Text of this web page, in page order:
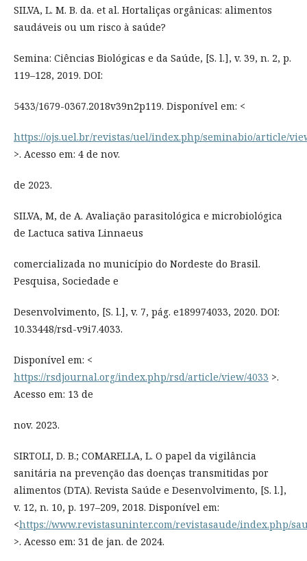
SILVA, L. M. B. da. et al. Hortaliças orgânicas: alimentos
saudáveis ou um risco à saúde?
Semina: Ciências Biológicas e da Saúde, [S. l.], v. 39, n. 2, p.
119–128, 2019. DOI:
5433/1679-0367.2018v39n2p119. Disponível em: <
https://ojs.uel.br/revistas/uel/index.php/seminabio/article/
>. Acesso em: 4 de nov.
de 2023.
SILVA, M, de A. Avaliação parasitológica e microbiológica
de Lactuca sativa Linnaeus
comercializada no município do Nordeste do Brasil.
Pesquisa, Sociedade e
Desenvolvimento, [S. l.], v. 7, pág. e189974033, 2020. DOI:
10.33448/rsd-v9i7.4033.
Disponível em: <
https://rsdjournal.org/index.php/rsd/article/view/4033 >.
Acesso em: 13 de
nov. 2023.
SIRTOLI, D. B.; COMARELLA, L. O papel da vigilância
sanitária na prevenção das doenças transmitidas por
alimentos (DTA). Revista Saúde e Desenvolvimento, [S. l.],
v. 12, n. 10, p. 197–209, 2018. Disponível em:
<https://www.revistasuninter.com/revistasaude/index.php/
>. Acesso em: 31 de jan. de 2024.